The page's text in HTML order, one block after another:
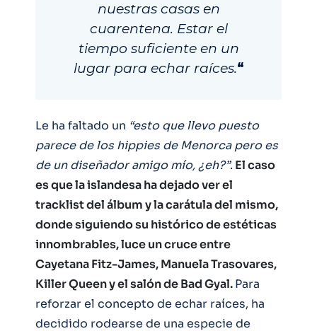
nuestras casas en
cuarentena. Estar el
tiempo suficiente en un
lugar para echar raíces.“
Le ha faltado un “esto que llevo puesto
parece de los hippies de Menorca pero es
de un diseñador amigo mío, ¿eh?”. El caso
es que la islandesa ha dejado ver el
tracklist del álbum y la carátula del mismo,
donde siguiendo su histórico de estéticas
innombrables, luce un cruce entre
Cayetana Fitz-James, Manuela Trasovares,
Killer Queen y el salón de Bad Gyal.Para
reforzar el concepto de echar raíces, ha
decidido rodearse de una especie de